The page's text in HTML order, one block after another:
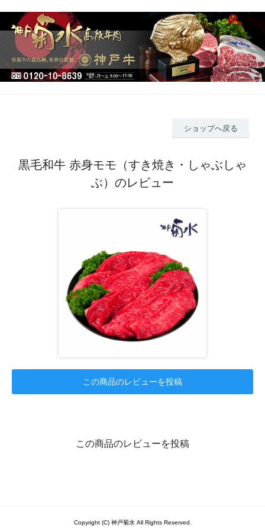
ショップへ戻る
黒毛和牛 赤身モモ（すき焼き・しゃぶしゃ
ぶ）のレビュー
この商品のレビューを投稿
この商品のレビューを投稿
Copyright (C) 神戸菊水 All Rights Reserved.